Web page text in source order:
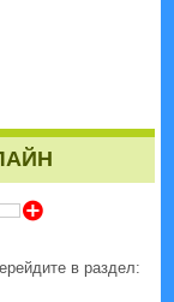
Z
в раздел: